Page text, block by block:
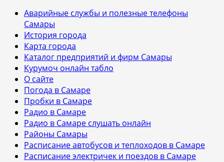
Аварийные службы и полезные телефоны
Самары
История города
Карта города
Каталог предприятий и фирм Самары
Курумоч онлайн табло
О сайте
Погода в Самаре
Пробки в Самаре
Радио в Самаре
Радио в Самаре слушать онлайн
Районы Самары
Расписание автобусов и теплоходов в Самаре
Расписание электричек и поездов в Самаре